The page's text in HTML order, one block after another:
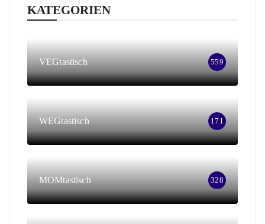
KATEGORIEN
VEGtastisch 559
WEGtastisch 171
MOMtastisch 328